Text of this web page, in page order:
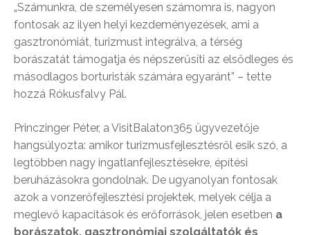
„Számunkra, de személyesen számomra is, nagyon
fontosak az ilyen helyi kezdeményezések, ami a
gasztronómiát, turizmust integrálva, a térség
borászatát támogatja és népszerűsíti az elsődleges és
másodlagos borturisták számára egyaránt” – tette
hozzá Rókusfalvy Pál.
Princzinger Péter, a VisitBalaton365 ügyvezetője
hangsúlyozta: amikor turizmusfejlesztésről esik szó, a
legtöbben nagy ingatlanfejlesztésekre, építési
beruházásokra gondolnak. De ugyanolyan fontosak
azok a vonzerőfejlesztési projektek, melyek célja a
meglevő kapacitások és erőforrások, jelen esetben a
borászatok, gasztronómiai szolgáltatók és